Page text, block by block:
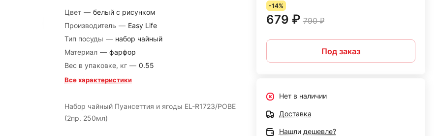
Цвет — белый с рисунком
Производитель — Easy Life
Тип посуды — набор чайный
Материал — фарфор
Вес в упаковке, кг — 0.55
Все характеристики
Набор чайный Пуансеттия и ягоды EL-R1723/POBE
(2пр. 250мл)
-14%
679 ₽ 790 ₽
Под заказ
Нет в наличии
Доставка
Нашли дешевле?